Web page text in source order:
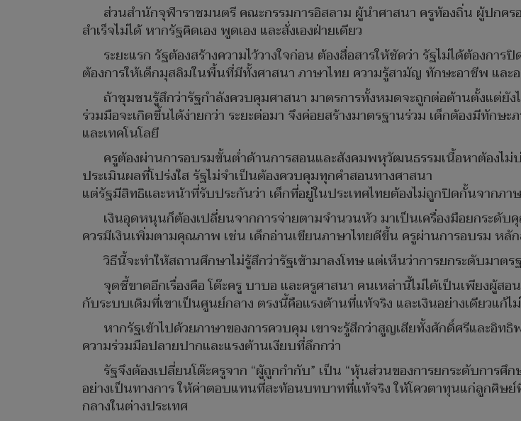
ส่วนสำนักจุฬาราชมนตรี คณะกรรมการอิสลาม ผู้นำศาสนา ครูท้องถิ่น ผู้ปกคร
สำเร็จไม่ได้ หากรัฐคิดเอง พูดเอง และสั่งเองฝ่ายเดียว
ระยะแรก รัฐต้องสร้างความไว้วางใจก่อน ต้องสื่อสารให้ชัดว่า รัฐไม่ได้ต้องกา
ต้องการให้เด็กมุสลิมในพื้นที่มีทั้งศาสนา ภาษาไทย ความรู้สามัญ ทักษะอาชีพ และ
ถ้าชุมชนรู้สึกว่ารัฐกำลังควบคุมศาสนา มาตรการทั้งหมดจะถูกต่อต้านตั้งแต่ยั
ร่วมมือจะเกิดขึ้นได้ง่ายกว่า ระยะต่อมา จึงค่อยสร้างมาตรฐานร่วม เด็กต้องมีทัก
และเทคโนโลยี
ครูต้องผ่านการอบรมขั้นต่ำด้านการสอนและสังคมพหุวัฒนธรรมเนื้อหาต้องไ
ประเมินผลที่โปร่งใส รัฐไม่จำเป็นต้องควบคุมทุกคำสอนทางศาสนา
แต่รัฐมีสิทธิและหน้าที่รับประกันว่า เด็กที่อยู่ในประเทศไทยต้องไม่ถูกปิดกั้นจากภา
เงินอุดหนุนก็ต้องเปลี่ยนจากการจ่ายตามจำนวนหัว มาเป็นเครื่องมือยกระดั
ควรมีเงินเพิ่มตามคุณภาพ เช่น เด็กอ่านเขียนภาษาไทยดีขึ้น ครูผ่านการอบรม หลั
วิธีนี้จะทำให้สถานศึกษาไม่รู้สึกว่ารัฐเข้ามาลงโทษ แต่เห็นว่าการยกระดับมา
จุดชี้ขาดอีกเรื่องคือ โต๊ะครู บาบอ และครูศาสนา คนเหล่านี้ไม่ได้เป็นเพียงผู้
กับระบบเดิมที่เขาเป็นศูนย์กลาง ตรงนี้คือแรงต้านที่แท้จริง และเงินอย่างเดียวแก้ไ
หากรัฐเข้าไปด้วยภาษาของการควบคุม เขาจะรู้สึกว่าสูญเสียทั้งศักดิ์ศรีและอิ
ความร่วมมือปลายปากและแรงต้านเงียบที่ลึกกว่า
รัฐจึงต้องเปลี่ยนโต๊ะครูจาก “ผู้ถูกกำกับ” เป็น “หุ้นส่วนของการยกระดับการ
อย่างเป็นทางการ ให้ค่าตอบแทนที่สะท้อนบทบาทที่แท้จริง ให้โควตาทุนแก่ลูกศิษย์
กลางในต่างประเทศ